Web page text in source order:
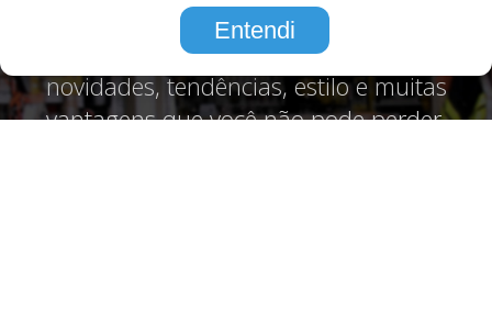
Promoções, informações, atualidades,
tudo o que você precisa saber sobre,
novidades, tendências, estilo e muitas
vantagens que você não pode perder.
Entendi